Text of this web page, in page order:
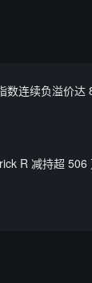
数连续负溢价达
R 减持超 506